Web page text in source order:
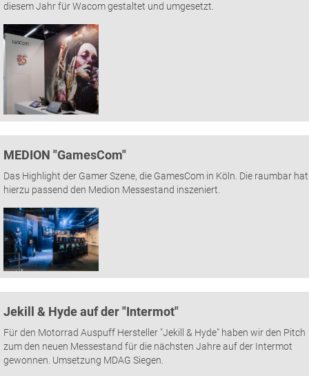
diesem Jahr für Wacom gestaltet und umgesetzt.
MEDION "GamesCom"
Das Highlight der Gamer Szene, die GamesCom in Köln. Die raumbar hat
hierzu passend den Medion Messestand inszeniert.
Jekill & Hyde auf der "Intermot"
Für den Motorrad Auspuff Hersteller "Jekill & Hyde" haben wir den Pitch
zum den neuen Messestand für die nächsten Jahre auf der Intermot
gewonnen. Umsetzung MDAG Siegen.